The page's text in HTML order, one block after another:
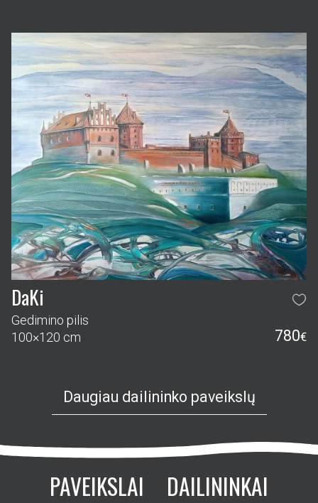
DaKi
Gedimino pilis
100×120 cm
780€
Daugiau dailininko paveikslų
PAVEIKSLAI
DAILININKAI